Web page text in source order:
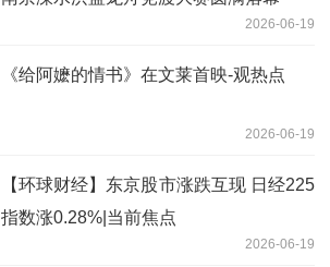
2026-06-19
《给阿嬷的情书》在文莱首映-观热点
2026-06-19
【环球财经】东京股市涨跌互现 日经225
指数涨0.28%|当前焦点
2026-06-19